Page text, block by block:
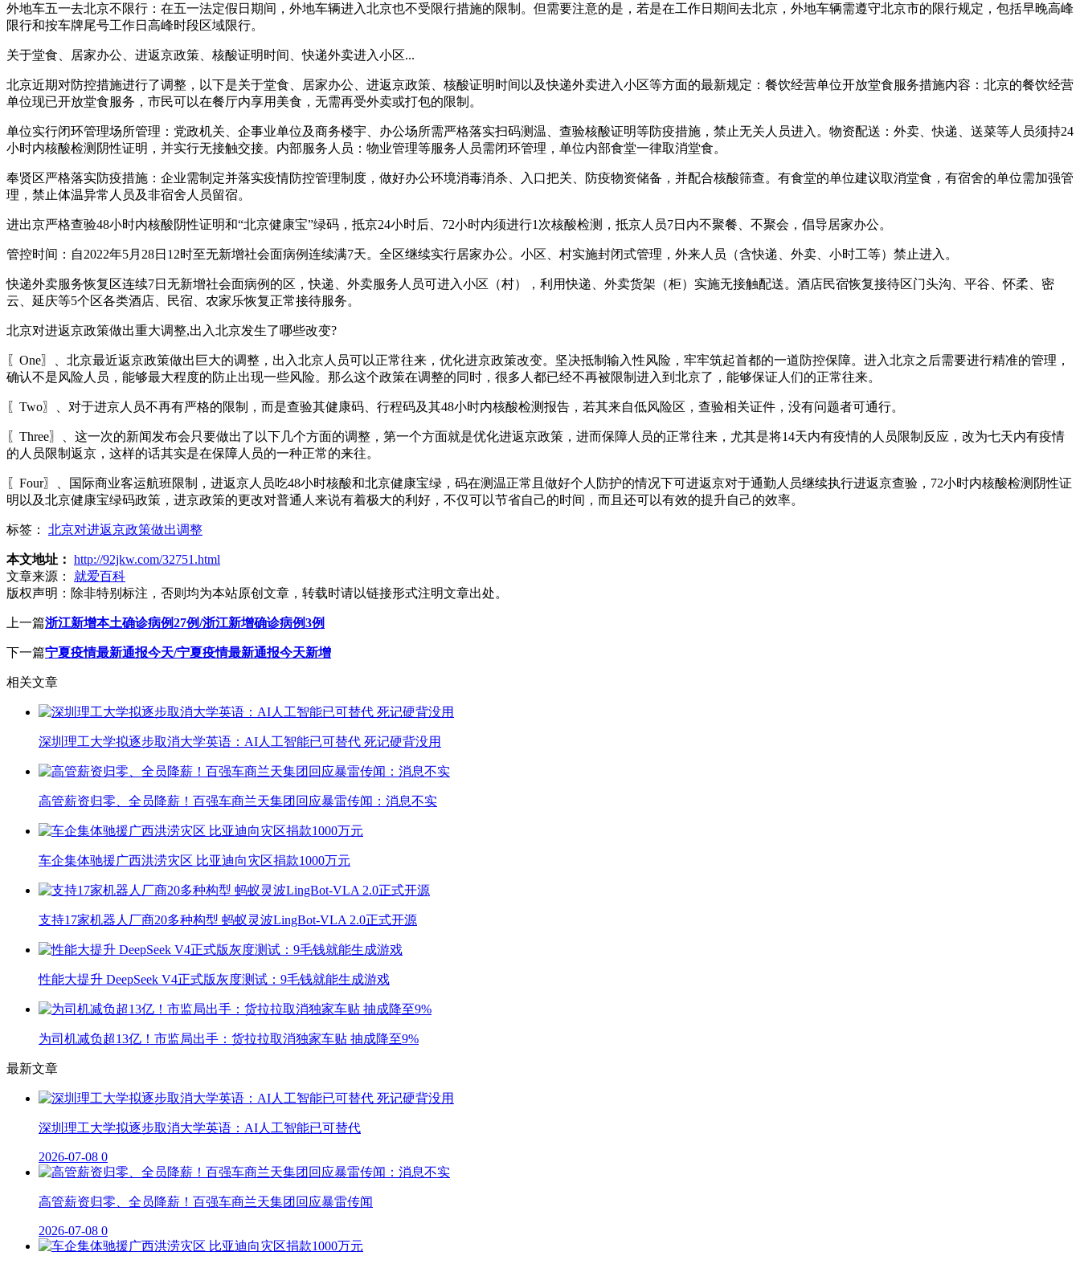
外地车五一去北京不限行：在五一法定假日期间，外地车辆进入北京也不受限行措施的限制。但需要注意的是，若是在工作日期间去北京，外地车辆需遵守北京市的限行规定，包括早晚高峰
限行和按车牌尾号工作日高峰时段区域限行。
关于堂食、居家办公、进返京政策、核酸证明时间、快递外卖进入小区...
北京近期对防控措施进行了调整，以下是关于堂食、居家办公、进返京政策、核酸证明时间以及快递外卖进入小区等方面的最新规定：餐饮经营单位开放堂食服务措施内容：北京的餐饮经营
单位现已开放堂食服务，市民可以在餐厅内享用美食，无需再受外卖或打包的限制。
单位实行闭环管理场所管理：党政机关、企事业单位及商务楼宇、办公场所需严格落实扫码测温、查验核酸证明等防疫措施，禁止无关人员进入。物资配送：外卖、快递、送菜等人员须持24
小时内核酸检测阴性证明，并实行无接触交接。内部服务人员：物业管理等服务人员需闭环管理，单位内部食堂一律取消堂食。
奉贤区严格落实防疫措施：企业需制定并落实疫情防控管理制度，做好办公环境消毒消杀、入口把关、防疫物资储备，并配合核酸筛查。有食堂的单位建议取消堂食，有宿舍的单位需加强管
理，禁止体温异常人员及非宿舍人员留宿。
进出京严格查验48小时内核酸阴性证明和“北京健康宝”绿码，抵京24小时后、72小时内须进行1次核酸检测，抵京人员7日内不聚餐、不聚会，倡导居家办公。
管控时间：自2022年5月28日12时至无新增社会面病例连续满7天。全区继续实行居家办公。小区、村实施封闭式管理，外来人员（含快递、外卖、小时工等）禁止进入。
快递外卖服务恢复区连续7日无新增社会面病例的区，快递、外卖服务人员可进入小区（村），利用快递、外卖货架（柜）实施无接触配送。酒店民宿恢复接待区门头沟、平谷、怀柔、密
云、延庆等5个区各类酒店、民宿、农家乐恢复正常接待服务。
北京对进返京政策做出重大调整,出入北京发生了哪些改变?
〖One〗、北京最近返京政策做出巨大的调整，出入北京人员可以正常往来，优化进京政策改变。坚决抵制输入性风险，牢牢筑起首都的一道防控保障。进入北京之后需要进行精准的管理，
确认不是风险人员，能够最大程度的防止出现一些风险。那么这个政策在调整的同时，很多人都已经不再被限制进入到北京了，能够保证人们的正常往来。
〖Two〗、对于进京人员不再有严格的限制，而是查验其健康码、行程码及其48小时内核酸检测报告，若其来自低风险区，查验相关证件，没有问题者可通行。
〖Three〗、这一次的新闻发布会只要做出了以下几个方面的调整，第一个方面就是优化进返京政策，进而保障人员的正常往来，尤其是将14天内有疫情的人员限制反应，改为七天内有疫情
的人员限制返京，这样的话其实是在保障人员的一种正常的来往。
〖Four〗、国际商业客运航班限制，进返京人员吃48小时核酸和北京健康宝绿，码在测温正常且做好个人防护的情况下可进返京对于通勤人员继续执行进返京查验，72小时内核酸检测阴性证
明以及北京健康宝绿码政策，进京政策的更改对普通人来说有着极大的利好，不仅可以节省自己的时间，而且还可以有效的提升自己的效率。
标签： 北京对进返京政策做出调整
本文地址： http://92jkw.com/32751.html
文章来源：
就爱百科
版权声明： 除非特别标注，否则均为本站原创文章，转载时请以链接形式注明文章出处。
上一篇浙江新增本土确诊病例27例/浙江新增确诊病例3例
下一篇宁夏疫情最新通报今天/宁夏疫情最新通报今天新增
相关文章
深圳理工大学拟逐步取消大学英语：AI人工智能已可替代 死记硬背没用
高管薪资归零、全员降薪！百强车商兰天集团回应暴雷传闻：消息不实
车企集体驰援广西洪涝灾区 比亚迪向灾区捐款1000万元
支持17家机器人厂商20多种构型 蚂蚁灵波LingBot-VLA 2.0正式开源
性能大提升 DeepSeek V4正式版灰度测试：9毛钱就能生成游戏
为司机减负超13亿！市监局出手：货拉拉取消独家车贴 抽成降至9%
最新文章
深圳理工大学拟逐步取消大学英语：AI人工智能已可替代
2026-07-08 0
高管薪资归零、全员降薪！百强车商兰天集团回应暴雷传闻
2026-07-08 0